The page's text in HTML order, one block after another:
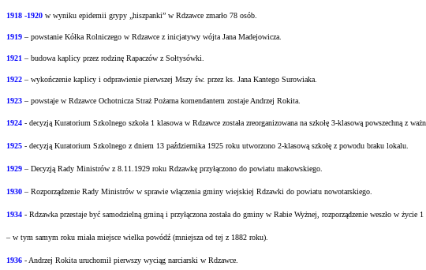
1918 -1920 w wyniku epidemii grypy „hiszpanki” w Rdzawce zmarło 78 osób.
1919 – powstanie Kółka Rolniczego w Rdzawce z inicjatywy wójta Jana Madejowicza.
1921 – budowa kaplicy przez rodzinę Rapaczów z Sołtysówki.
1922 – wykończenie kaplicy i odprawienie pierwszej Mszy św. przez ks. Jana Kantego Surowiaka.
1923 – powstaje w Rdzawce Ochotnicza Straż Pożarna komendantem zostaje Andrzej Rokita.
1924 - decyzją Kuratorium Szkolnego szkoła 1 klasowa w Rdzawce została zreorganizowana naszkołę 3-klasową powszechną z
1925 - decyzją Kuratorium Szkolnego z dniem 13 października 1925 roku utworzono 2-klasowąszkołę z powodu braku lokalu.
1929 – Decyzją Rady Ministrów z 8.11.1929 roku Rdzawkę przyłączono do powiatu makowskiego.
1930 – Rozporządzenie Rady Ministrów w sprawie włączenia gminy wiejskiej Rdzawki do powiatu nowotarskiego.
1934 - Rdzawka przestaje być samodzielną gminą i przyłączona została do gminy w Rabie Wyżnej, rozporządzenie weszło w życie
– w tym samym roku miała miejsce wielka powódź (mniejsza od tej z 1882 roku).
1936 - Andrzej Rokita uruchomił pierwszy wyciąg narciarski w Rdzawce.